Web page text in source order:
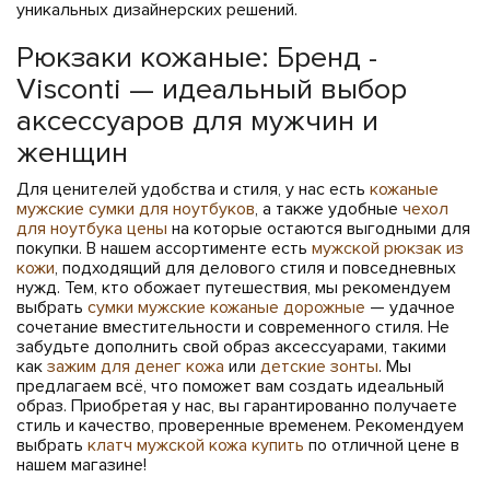
уникальных дизайнерских решений.
Рюкзаки кожаные: Бренд -
Visconti — идеальный выбор
аксессуаров для мужчин и
женщин
Для ценителей удобства и стиля, у нас есть кожаные
мужские сумки для ноутбуков, а также удобные чехол
для ноутбука цены на которые остаются выгодными для
покупки. В нашем ассортименте есть мужской рюкзак из
кожи, подходящий для делового стиля и повседневных
нужд. Тем, кто обожает путешествия, мы рекомендуем
выбрать сумки мужские кожаные дорожные — удачное
сочетание вместительности и современного стиля. Не
забудьте дополнить свой образ аксессуарами, такими
как зажим для денег кожа или детские зонты. Мы
предлагаем всё, что поможет вам создать идеальный
образ. Приобретая у нас, вы гарантированно получаете
стиль и качество, проверенные временем. Рекомендуем
выбрать клатч мужской кожа купить по отличной цене в
нашем магазине!